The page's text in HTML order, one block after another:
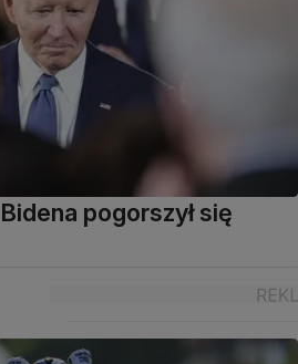
pogorszył się